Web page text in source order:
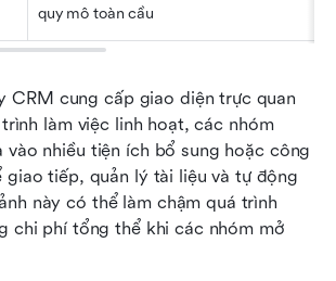
quy mô toàn cầu
CRM cung cấp giao diện trực quan
làm việc linh hoạt, các nhóm
vào nhiều tiện ích bổ sung hoặc công
giao tiếp, quản lý tài liệu và tự động
này có thể làm chậm quá trình
chi phí tổng thể khi các nhóm mở